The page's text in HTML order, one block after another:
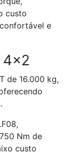
custo
e
4×2
de 16.000 kg,
Nm de
custo